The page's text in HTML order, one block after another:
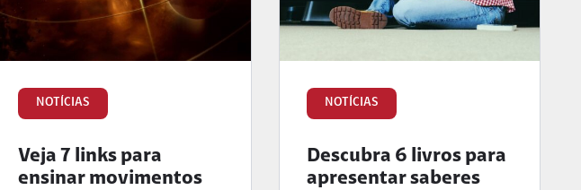
NOTÍCIAS
Veja 7 links para
ensinar movimentos
NOTÍCIAS
Descubra 6 livros para
apresentar saberes